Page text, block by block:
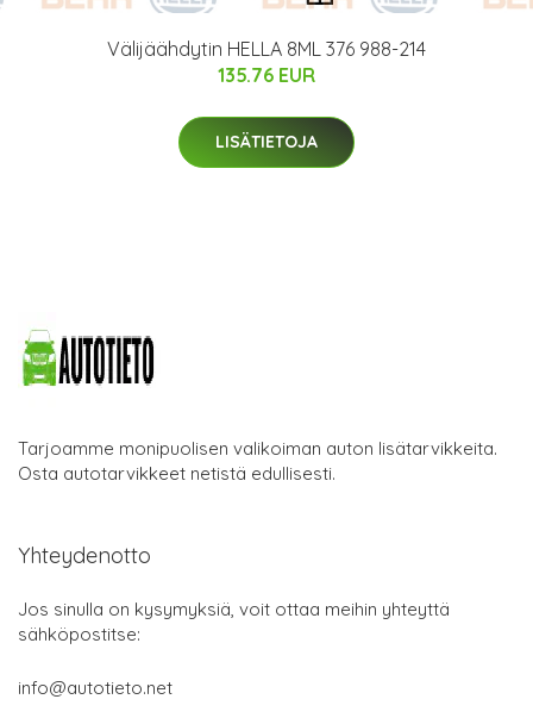
Välijäähdytin HELLA 8ML 376 988-214
135.76 EUR
LISÄTIETOJA
Tarjoamme monipuolisen valikoiman auton lisätarvikkeita.
Osta autotarvikkeet netistä edullisesti.
Yhteydenotto
Jos sinulla on kysymyksiä, voit ottaa meihin yhteyttä
sähköpostitse:
info@autotieto.net